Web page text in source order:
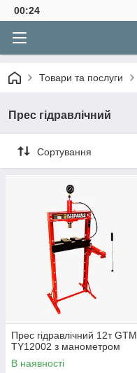
00:24
Товари та послуги
Прес гідравлічний
Сортування
Прес гідравлічний 12т GTM
TY12002 з манометром
В наявності